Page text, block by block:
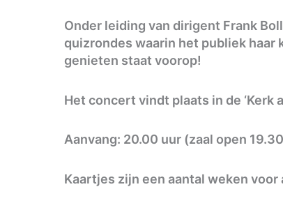
Onder leiding van dirigent Frank
quizrondes waarin het publiek haar
genieten staat voorop!
Het concert vindt plaats in de ‘Kerk
Aanvang: 20.00 uur (zaal open
Kaartjes zijn een aantal weken